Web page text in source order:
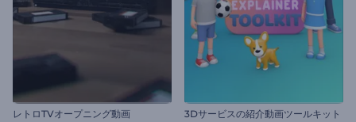
レトロTVオープニング動画 3Dサービスの紹介動画ツールキット